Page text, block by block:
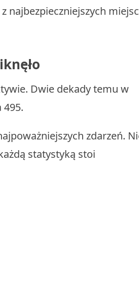
najbezpieczniejszych miejsc
Dwie dekady temu w
495.
zdarzeń.
statystyką stoi